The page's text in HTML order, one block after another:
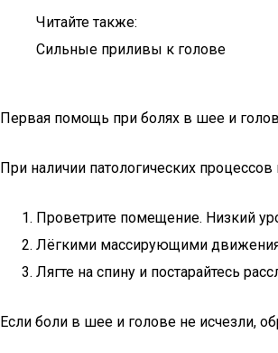
Читайте также:
Сильные приливы к голове
Первая помощь при болях в шее и
При наличии патологических
Проветрите помещение. Низкий
Лёгкими массирующими
Лягте на спину и постарайтесь
Если боли в шее и голове не исчезли,